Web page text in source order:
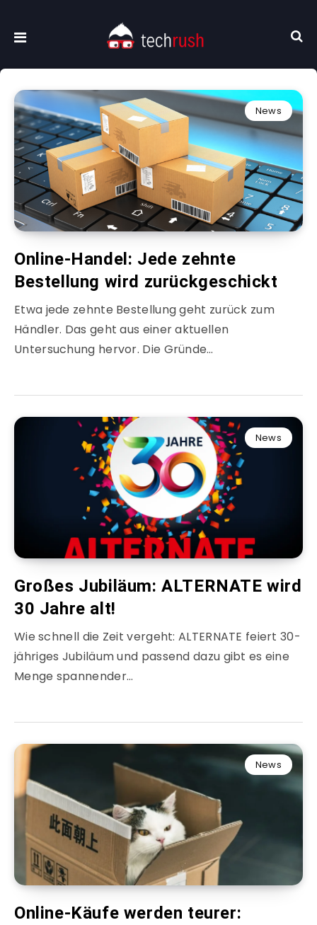
News
Online-Handel: Jede zehnte
Bestellung wird zurückgeschickt
Etwa jede zehnte Bestellung geht zurück zum
Händler. Das geht aus einer aktuellen
Untersuchung hervor. Die Gründe…
News
Großes Jubiläum: ALTERNATE wird
30 Jahre alt!
Wie schnell die Zeit vergeht: ALTERNATE feiert 30-
jähriges Jubiläum und passend dazu gibt es eine
Menge spannender…
News
Online-Käufe werden teurer: